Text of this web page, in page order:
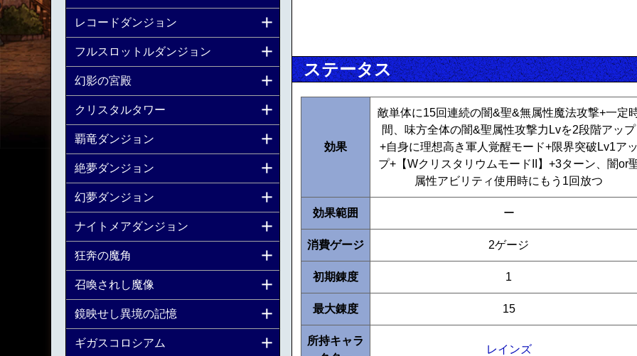
ステータス
効果
敵単体に15回連続の闇&聖&無属性魔法攻撃+一定
間、味方全体の闇&聖属性攻撃力Lvを2段階アップ
+自身に理想高き軍人覚醒モード+限界突破Lv1ア
プ+【WクリスタリウムモードII】+3ターン、闇or
属性アビリティ使用時にもう1回放つ
効果範囲 ー
消費ゲージ 2ゲージ
初期錬度 1
最大錬度 15
所持キャラ
レインズ
レコードダンジョン
フルスロットルダンジョン
幻影の宮殿
クリスタルタワー
覇竜ダンジョン
絶夢ダンジョン
幻夢ダンジョン
ナイトメアダンジョン
狂奔の魔角
召喚されし魔像
鏡映せし異境の記憶
ギガスコロシアム